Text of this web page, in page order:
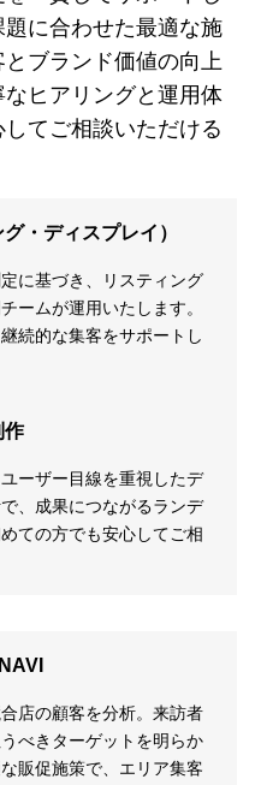
に合わせた最適な施
ブランド価値の向上
ヒアリングと運用体
てご相談いただける
・ディスプレイ）
に基づき、リスティング
ームが運用いたします。
続的な集客をサポートし
作
ーザー目線を重視したデ
、成果につながるランデ
ての方でも安心してご相
店の顧客を分析。来訪者
べきターゲットを明らか
販促施策で、エリア集客